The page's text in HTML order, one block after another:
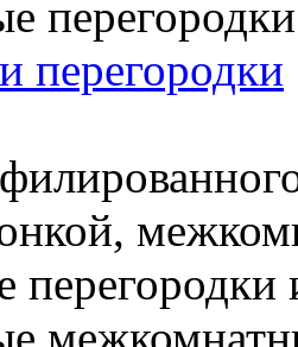
перегородки